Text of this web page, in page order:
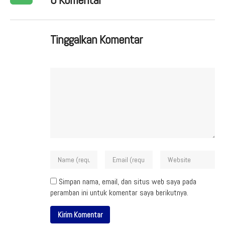
Tinggalkan Komentar
Simpan nama, email, dan situs web saya pada
peramban ini untuk komentar saya berikutnya.